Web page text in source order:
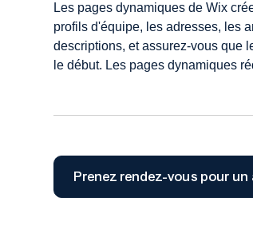
Les pages dynamiques de Wix
profils d'équipe, les adresses, les
descriptions, et assurez-vous que
le début. Les pages dynamiques
Prenez rendez-vous pour un